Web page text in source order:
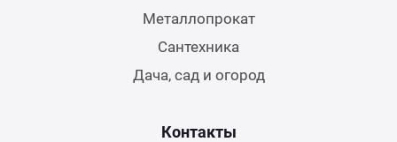
Металлопрокат
Сантехника
Дача, сад и огород
Контакты